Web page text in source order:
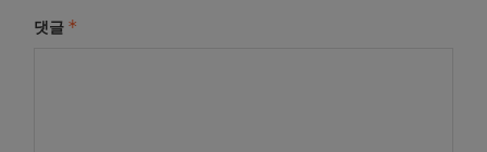
댓글 *